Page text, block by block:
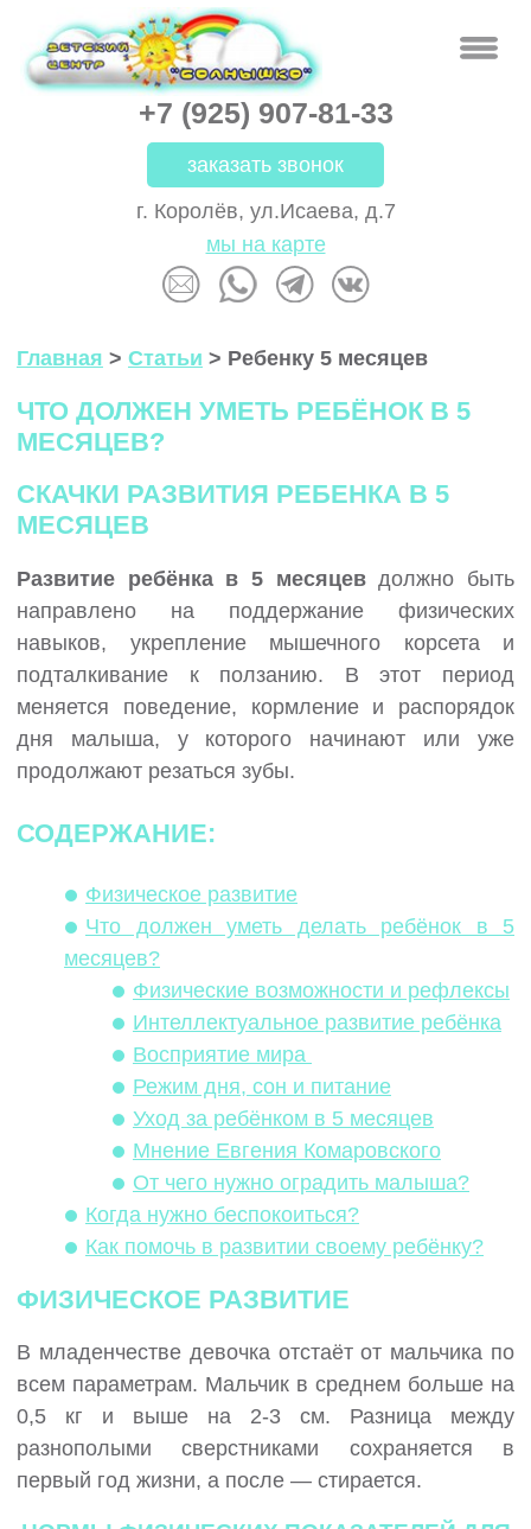
+7 (925) 907-81-33
заказать звонок
г. Королёв, ул.Исаева, д.7
мы на карте
Главная > Статьи > Ребенку 5 месяцев
ЧТО ДОЛЖЕН УМЕТЬ РЕБЁНОК В 5
МЕСЯЦЕВ?
СКАЧКИ РАЗВИТИЯ РЕБЕНКА В 5
МЕСЯЦЕВ
Развитие ребёнка в 5 месяцевдолжно быть
направлено на поддержание физических
навыков, укрепление мышечного корсета и
подталкивание к ползанию. В этот период
меняется поведение, кормление и распорядок
дня малыша, у которого начинают или уже
продолжают резаться зубы.
СОДЕРЖАНИЕ:
Физическое развитие
Что должен уметь делать ребёнок в 5
месяцев?
Физические возможности и рефлексы
Интеллектуальное развитие ребёнка
Восприятие мира
Режим дня, сон и питание
Уход за ребёнком в 5 месяцев
Мнение Евгения Комаровского
От чего нужно оградить малыша?
Когда нужно беспокоиться?
Как помочь в развитии своему ребёнку?
ФИЗИЧЕСКОЕ РАЗВИТИЕ
В младенчестве девочка отстаёт от мальчика по
всем параметрам. Мальчик в среднем больше на
0,5 кг и выше на 2-3 см. Разница между
разнополыми сверстниками сохраняется в
первый год жизни, а после — стирается.